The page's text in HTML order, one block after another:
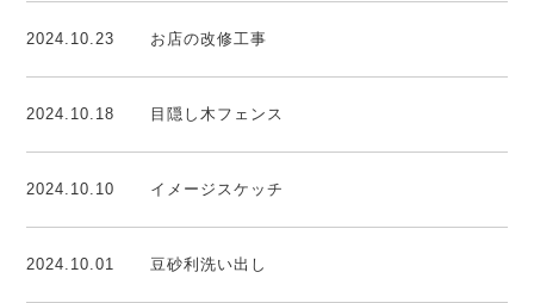
2024.10.23 お店の改修工事
2024.10.18 目隠し木フェンス
2024.10.10 イメージスケッチ
2024.10.01 豆砂利洗い出し